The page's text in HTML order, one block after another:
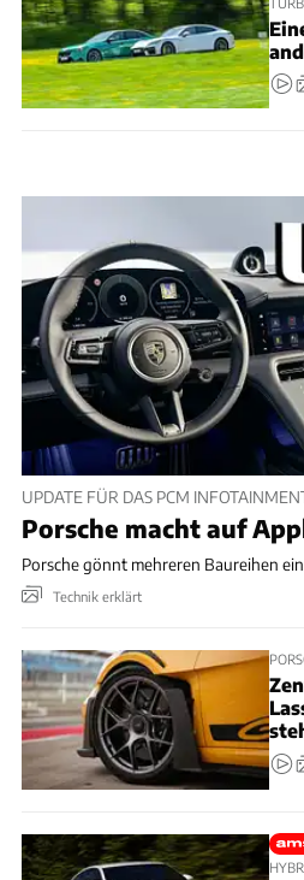
UPDATE FÜR DAS PCM
Porsche macht auf
Porsche gönnt mehreren Baureihen
Technik erklärt